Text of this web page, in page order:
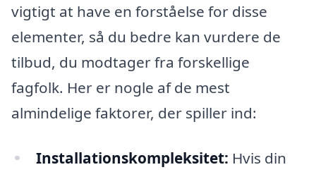
vigtigt at have en forståelse for disse
elementer, så du bedre kan vurdere de
tilbud, du modtager fra forskellige
fagfolk. Her er nogle af de mest
almindelige faktorer, der spiller ind:
Installationskompleksitet: Hvis din